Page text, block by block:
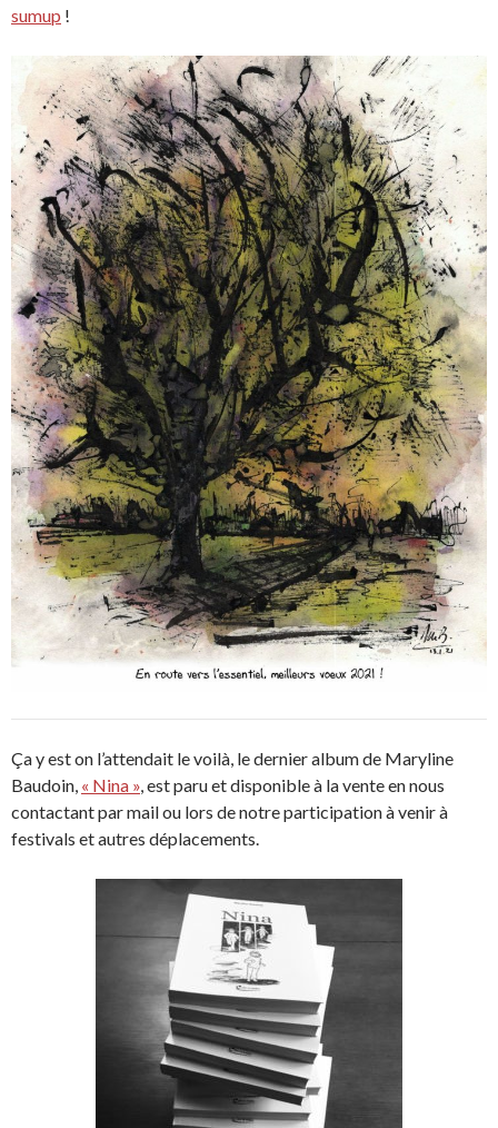
sumup !
Ça y est on l’attendait le voilà, le dernier album de Maryline
Baudoin, « Nina » , est paru et disponible à la vente en nous
contactant par mail ou lors de notre participation à venir à
festivals et autres déplacements.